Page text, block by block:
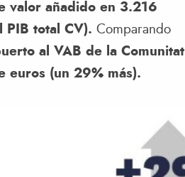
valor añadido en 3.216
PIB total CV). Comparando
al VAB de la Comunitat
euros (un 29% más).